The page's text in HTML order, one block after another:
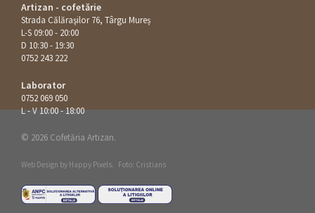
Artizan - cofetărie
Strada Călăraşilor 76, Târgu Mureș
L-S 09:00 - 20:00
D 10:30 - 19:30
0752 243 222
Laborator
0752 069 050
L - V 10:00 - 18:00
© 2026 Cofetăria Artizan.
Web Design by Happy Pixels. Foto: Cristians